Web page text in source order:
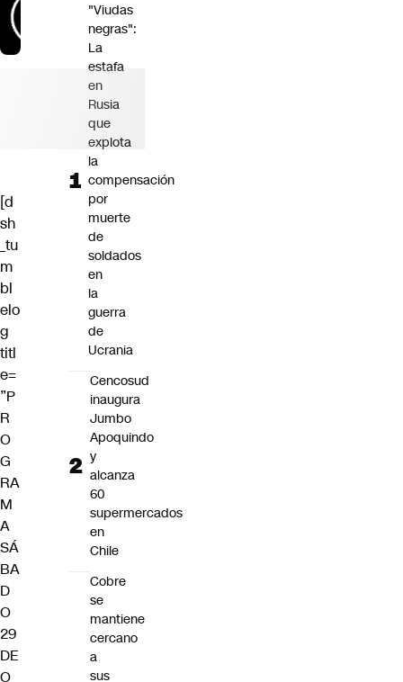
[d
sh
_tu
m
bl
elo
g
titl
e=
”P
R
O
G
RA
M
A
SÁ
BA
D
O
29
DE
O
"Viudas
negras":
La
estafa
en
Rusia
que
explota
la
compensación
por
muerte
de
soldados
en
la
guerra
de
Ucrania
Cencosud
inaugura
Jumbo
Apoquindo
y
alcanza
60
supermercados
en
Chile
Cobre
se
mantiene
cercano
a
sus